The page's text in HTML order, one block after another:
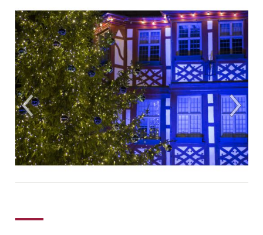
BILDERGALERIEN
WIR IN LORSCH
BAUSTELLEN IN LORSCH
BAUSTELLENTAGEBUCH
REGENRÜCKHALTEBECKEN
BAUSTELLENTAGEBUCH
NIBELUNGENHALLE